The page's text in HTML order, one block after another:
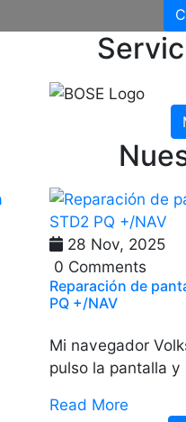
28 Nov, 2025
0 Comments
Reparación de
PQ +/NAV
Mi navegador
pulso la pantalla
Read More